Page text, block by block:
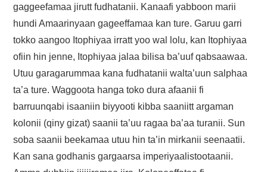
gaggeefamaa jirutt fudhatanii. Kanaafi yabboon marii
hundi Amaarinyaan gageeffamaa kan ture. Garuu garri
tokko aangoo Itophiyaa irratt yoo wal lolu, kan Itophiyaa
ofiin hin jenne, Itophiyaa jalaa bilisa ba’uuf qabsaawaa.
Utuu garagarummaa kana fudhatanii walta’uun salphaa
ta’a ture. Waggoota hanga toko dura afaanii fi
barruunqabi isaaniin biyyooti kibba saaniitt argaman
kolonii (qiny gizat) saanii ta’uu ragaa ba’aa turanii. Sun
soba saanii beekamaa utuu hin ta’in mirkanii seenaatii.
Kan sana godhanis gargaarsa imperiyaalistootaanii.